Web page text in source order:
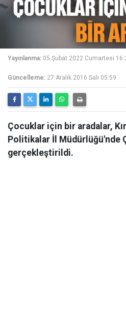
Yayınlanma: 05 Şubat 2022 Cumartesi
Güncelleme: 27 Aralık 2016 Salı 05:59
Çocuklar için bir aradalar,
Politikalar İl Müdürlüğü'nde
gerçekleştirildi.